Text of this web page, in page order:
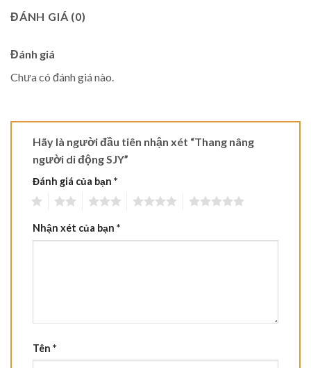
ĐÁNH GIÁ (0)
Đánh giá
Chưa có đánh giá nào.
Hãy là người đầu tiên nhận xét “Thang nâng
người di động SJY”
Đánh giá của bạn *
Nhận xét của bạn *
Tên *